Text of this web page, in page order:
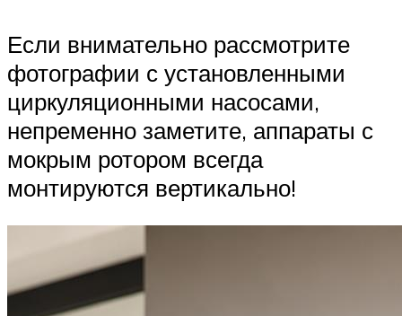
Если внимательно рассмотрите
фотографии с установленными
циркуляционными насосами,
непременно заметите, аппараты с
мокрым ротором всегда
монтируются вертикально!